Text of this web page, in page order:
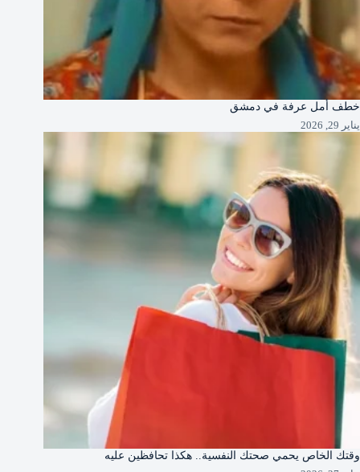
خطف أمل عرفة في دمشق
يناير 29, 2026
وقتك الخاص يحمي صحتك النفسية.. هكذا تحافظين عليه